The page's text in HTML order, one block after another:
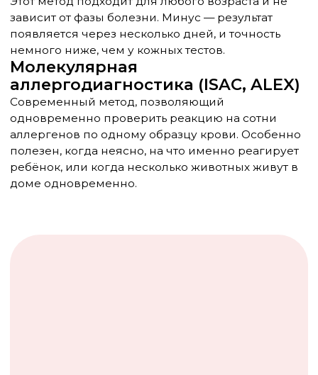
Антигистаминные препараты второго
поколения (цетиризин, лоратадин,
слезотечение. Не вызывают сонливости и
могут применяться длительно — но строго
по назначению врача с учётом возраста
Назальные кортикостероиды (мометазон,
флутиказон) — наиболее эффективные
препараты при аллергическом рините.
Действуют местно, практически не
длительном использовании. Многие
родители боятся слова «кортикостероид», но
в данном случае страх необоснован.